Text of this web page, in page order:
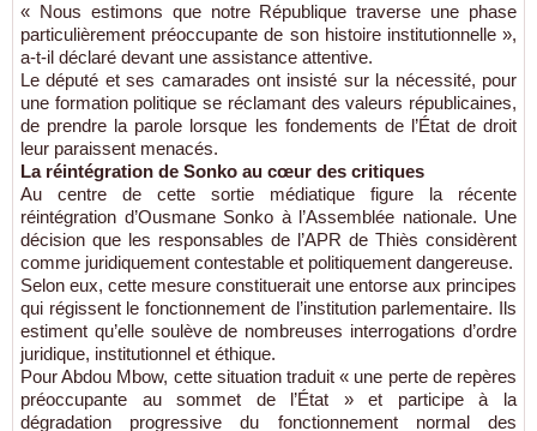
« Nous estimons que notre République traverse une phase
particulièrement préoccupante de son histoire institutionnelle »,
a-t-il déclaré devant une assistance attentive.
Le député et ses camarades ont insisté sur la nécessité, pour
une formation politique se réclamant des valeurs républicaines,
de prendre la parole lorsque les fondements de l’État de droit
leur paraissent menacés.
La réintégration de Sonko au cœur des critiques
Au centre de cette sortie médiatique figure la récente
réintégration d’Ousmane Sonko à l’Assemblée nationale. Une
décision que les responsables de l’APR de Thiès considèrent
comme juridiquement contestable et politiquement dangereuse.
Selon eux, cette mesure constituerait une entorse aux principes
qui régissent le fonctionnement de l’institution parlementaire. Ils
estiment qu’elle soulève de nombreuses interrogations d’ordre
juridique, institutionnel et éthique.
Pour Abdou Mbow, cette situation traduit « une perte de repères
préoccupante au sommet de l’État » et participe à la
dégradation progressive du fonctionnement normal des